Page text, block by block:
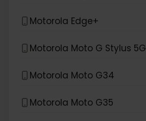
Motorola Edge+
Motorola Moto G Stylus 5G
Motorola Moto G34
Motorola Moto G35